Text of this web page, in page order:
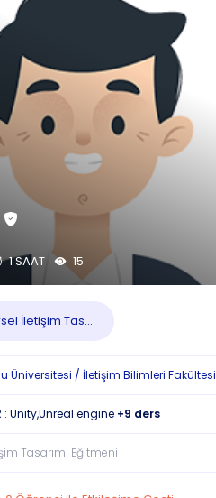
1 SAAT 15
İletişim Tas...
Üniversitesi / İletişim Bilimleri Fakültesi
: Unity,Unreal engine +9 ders
Tasarımı Eğitmeni